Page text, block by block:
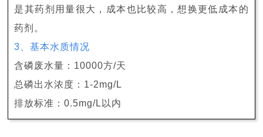
是其药剂用量很大，成本也比较高，想换更低成本的
药剂。
3、基本水质情况
含磷废水量：10000方/天
总磷出水浓度：1-2mg/L
排放标准：0.5mg/L以内